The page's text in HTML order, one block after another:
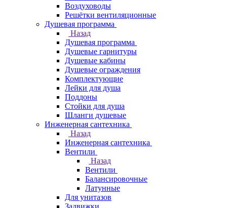
Воздуховоды
Решётки вентиляционные
Душевая программа
Назад
Душевая программа
Душевые гарнитуры
Душевые кабины
Душевые ограждения
Комплектующие
Лейки для душа
Поддоны
Стойки для душа
Шланги душевые
Инженерная сантехника
Назад
Инженерная сантехника
Вентили
Назад
Вентили
Балансировочные
Латунные
Для унитазов
Задвижки